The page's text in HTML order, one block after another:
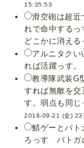
15:35:53
滑空砲は超近
れで命中する
どこかに消え
アルニタク
れば活躍っす。
教導隊武装G
すれば無敵を交
す。弱点も同
2018-09-21 (金)
鯖ゲーとバ
ろっす バトガ